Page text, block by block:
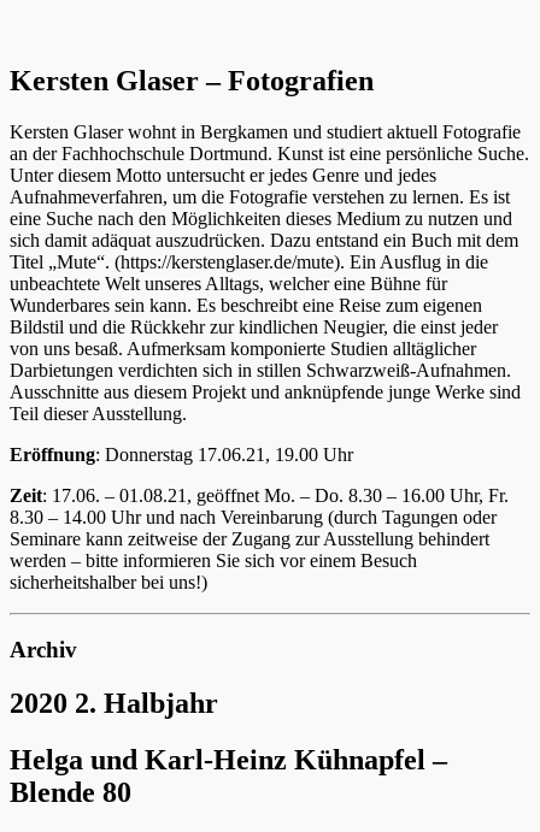
Kersten Glaser – Fotografien
Kersten Glaser wohnt in Bergkamen und studiert aktuell Fotografie
an der Fachhochschule Dortmund. Kunst ist eine persönliche Suche.
Unter diesem Motto untersucht er jedes Genre und jedes
Aufnahmeverfahren, um die Fotografie verstehen zu lernen. Es ist
eine Suche nach den Möglichkeiten dieses Medium zu nutzen und
sich damit adäquat auszudrücken. Dazu entstand ein Buch mit dem
Titel „Mute“. (https://kerstenglaser.de/mute). Ein Ausflug in die
unbeachtete Welt unseres Alltags, welcher eine Bühne für
Wunderbares sein kann. Es beschreibt eine Reise zum eigenen
Bildstil und die Rückkehr zur kindlichen Neugier, die einst jeder
von uns besaß. Aufmerksam komponierte Studien alltäglicher
Darbietungen verdichten sich in stillen Schwarzweiß-Aufnahmen.
Ausschnitte aus diesem Projekt und anknüpfende junge Werke sind
Teil dieser Ausstellung.
Eröffnung: Donnerstag 17.06.21, 19.00 Uhr
Zeit: 17.06. – 01.08.21, geöffnet Mo. – Do. 8.30 – 16.00 Uhr, Fr.
8.30 – 14.00 Uhr und nach Vereinbarung (durch Tagungen oder
Seminare kann zeitweise der Zugang zur Ausstellung behindert
werden – bitte informieren Sie sich vor einem Besuch
sicherheitshalber bei uns!)
Archiv
2020 2. Halbjahr
Helga und Karl-Heinz Kühnapfel –
Blende 80